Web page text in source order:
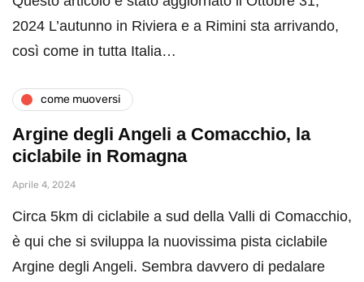
2024 L’autunno in Riviera e a Rimini sta arrivando,
così come in tutta Italia…
come muoversi
Argine degli Angeli a Comacchio, la
ciclabile in Romagna
Aprile 4, 2024
Circa 5km di ciclabile a sud della Valli di Comacchio,
è qui che si sviluppa la nuovissima pista ciclabile
Argine degli Angeli. Sembra davvero di pedalare